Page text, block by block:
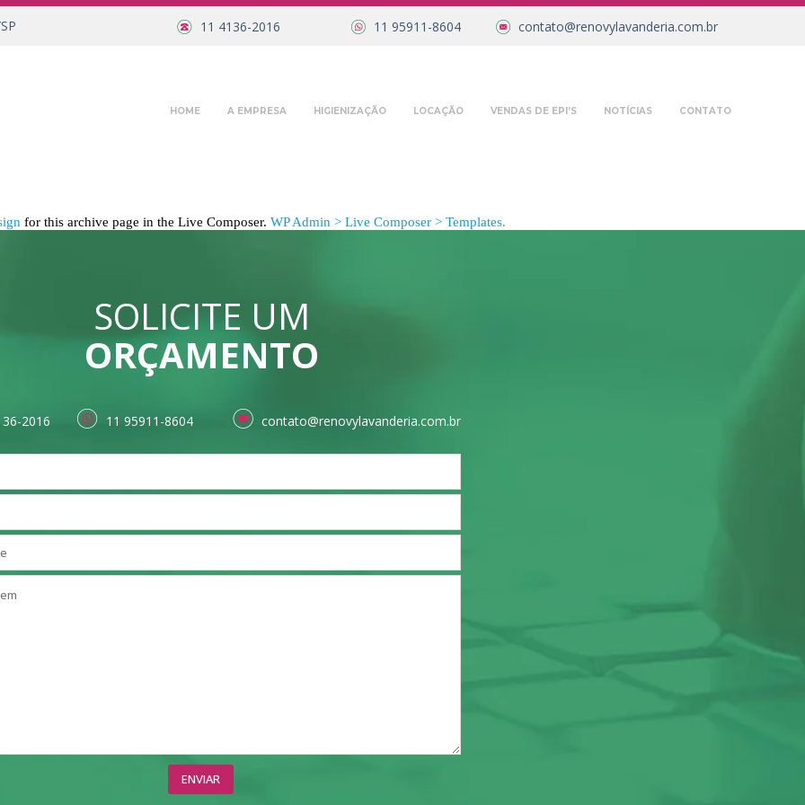
11 4136-2016 11 95911-8604 contato@renovylavanderia.com.br
HOME A EMPRESA HIGIENIZAÇÃO LOCAÇÃO VENDAS DE EPI’S NOTÍCIAS CONTATO
for this archive page in the Live Composer. WP Admin > Live Composer > Templates.
SOLICITE UM
ORÇAMENTO
2016 11 95911-8604 contato@renovylavanderia.com.br